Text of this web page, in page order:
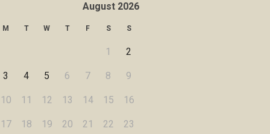
August 2026
M T W T F S S
1 2
3 4 5 6 7 8 9
10 11 12 13 14 15 16
17 18 19 20 21 22 23